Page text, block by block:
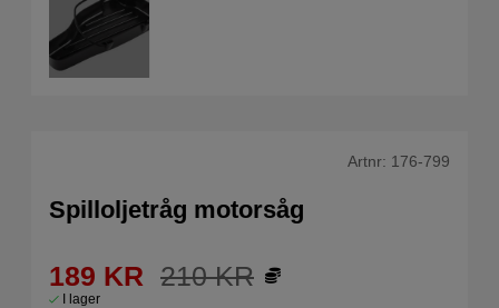
Artnr: 176-799
Spilloljetråg motorsåg
210KR
189 KR
I lager